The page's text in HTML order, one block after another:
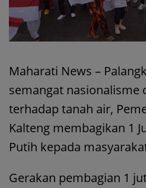
Maharati News –
semangat nasionalisme
terhadap tanah air,
Kalteng membagikan 1
Putih kepada
Gerakan pembagian 1